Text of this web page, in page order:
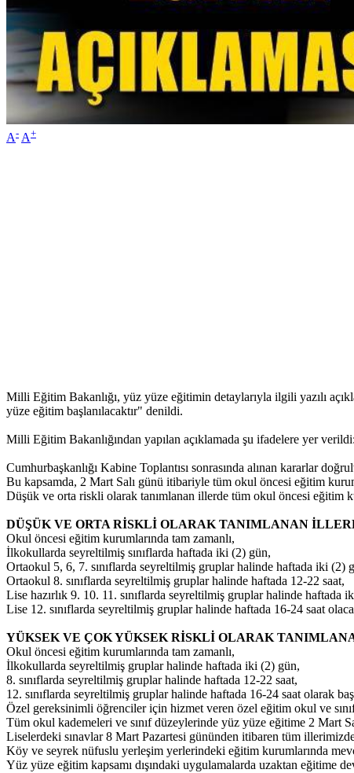
A- A+
Milli Eğitim Bakanlığı, yüz yüze eğitimin detaylarıyla ilgili yazılı
yüze eğitim başlanılacaktır" denildi.
Milli Eğitim Bakanlığından yapılan açıklamada şu ifadelere yer verildi:
Cumhurbaşkanlığı Kabine Toplantısı sonrasında alınan kararlar
Bu kapsamda, 2 Mart Salı günü itibariyle tüm okul öncesi eğitim
Düşük ve orta riskli olarak tanımlanan illerde tüm okul öncesi eğitim
DÜŞÜK VE ORTA RİSKLİ OLARAK TANIMLANAN
Okul öncesi eğitim kurumlarında tam zamanlı,
İlkokullarda seyreltilmiş sınıflarda haftada iki (2) gün,
Ortaokul 5, 6, 7. sınıflarda seyreltilmiş gruplar halinde haftada iki (2)
Ortaokul 8. sınıflarda seyreltilmiş gruplar halinde haftada 12-22 saat,
Lise hazırlık 9. 10. 11. sınıflarda seyreltilmiş gruplar halinde haftada
Lise 12. sınıflarda seyreltilmiş gruplar halinde haftada 16-24 saat
YÜKSEK VE ÇOK YÜKSEK RİSKLİ OLARAK
Okul öncesi eğitim kurumlarında tam zamanlı,
İlkokullarda seyreltilmiş gruplar halinde haftada iki (2) gün,
8. sınıflarda seyreltilmiş gruplar halinde haftada 12-22 saat,
12. sınıflarda seyreltilmiş gruplar halinde haftada 16-24 saat olarak
Özel gereksinimli öğrenciler için hizmet veren özel eğitim okul ve
Tüm okul kademeleri ve sınıf düzeylerinde yüz yüze eğitime 2 Mart
Liselerdeki sınavlar 8 Mart Pazartesi gününden itibaren tüm
Köy ve seyrek nüfuslu yerleşim yerlerindeki eğitim kurumlarında
Yüz yüze eğitim kapsamı dışındaki uygulamalarda uzaktan eğitime